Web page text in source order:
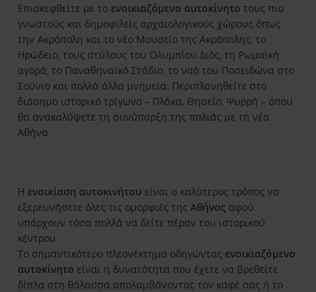
Επισκεφθείτε με το ενοικιαζόμενο αυτοκίνητο τους πιο
γνωστούς και δημοφιλείς αρχαιολογικούς χώρους όπως
την Ακρόπολη και το νέο Μουσείο της Ακρόπολης, το
Ηρώδειο, τους στύλους του Ολυμπίου Διός, τη Ρωμαϊκή
αγορά, το Παναθηναϊκό Στάδιο, το ναό του Ποσειδώνα στο
Σούνιο και πολλά άλλα μνημεία. Περιπλανηθείτε στο
διάσημο ιστορικό τρίγωνο – Πλάκα, Θησείο, Ψυρρή – όπου
θα ανακαλύψετε τη συνύπαρξη της παλιάς με τη νέα
Αθήνα.
Η ενοικίαση αυτοκινήτου είναι ο καλύτερος τρόπος να
εξερευνήσετε όλες τις ομορφιές της Αθήνας αφού
υπάρχουν τόσα πολλά να δείτε πέραν του ιστορικού
κέντρου.
Το σημαντικότερο πλεονέκτημα οδηγώντας ενοικιαζόμενο
αυτοκίνητο είναι η δυνατότητα που έχετε να βρεθείτε
δίπλα στη θάλασσα απολαμβάνοντας τον καφέ σας ή το